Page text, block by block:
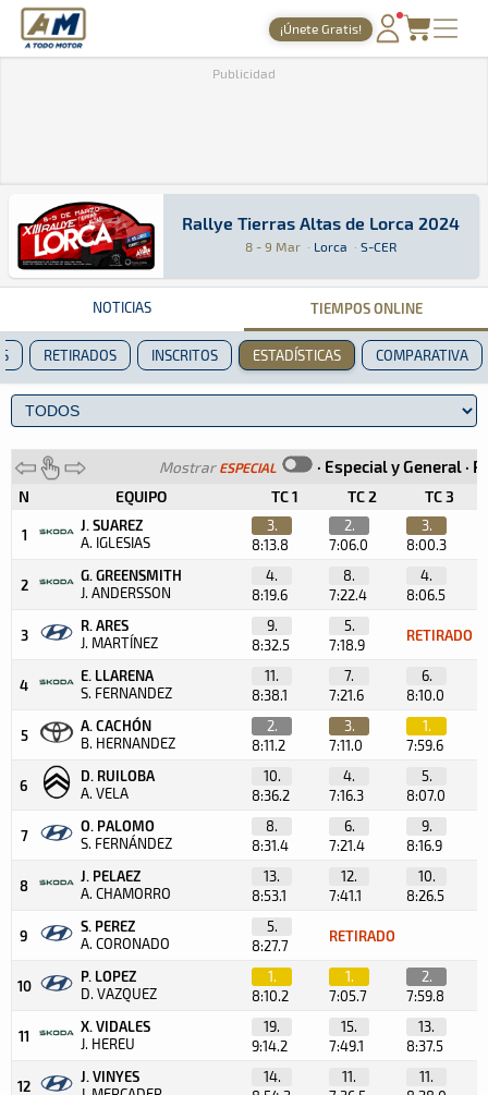
A Todo Motor · Revista del motor desde 1999
¡Únete Gratis!
GALERÍAS
TIENDA
ARCHIVO
Publicidad
Rallye Tierras Altas de Lorca 2024
Rallye Tierras Altas de Lorca 2024
8 - 9 Mar · Lorca · S-CER
Tierra · Rallye Tierras Altas de Lorca 2024
Lorca
NOTICIAS TIEMPOS ONLINE
RETIRADOS INSCRITOS ESTADÍSTICAS COMPARATIVA
Mostrar ESPECIAL · Especial y General ·
N EQUIPO TC 1 TC 2 TC 3
1
J. SUAREZ
A. IGLESIAS
3.
8:13.8
2.
7:06.0
3.
8:00.3
2
G. GREENSMITH
J. ANDERSSON
4.
8:19.6
8.
7:22.4
4.
8:06.5
3
R. ARES
J. MARTÍNEZ
9.
8:32.5
5.
7:18.9
RETIRADO
4
E. LLARENA
S. FERNANDEZ
11.
8:38.1
7.
7:21.6
6.
8:10.0
5
A. CACHÓN
B. HERNANDEZ
2.
8:11.2
3.
7:11.0
1.
7:59.6
6
D. RUILOBA
A. VELA
10.
8:36.2
4.
7:16.3
5.
8:07.0
7
O. PALOMO
S. FERNÁNDEZ
8.
8:31.4
6.
7:21.4
9.
8:16.9
8
J. PELAEZ
A. CHAMORRO
13.
8:53.1
12.
7:41.1
10.
8:26.5
9
S. PEREZ
A. CORONADO
5.
8:27.7
RETIRADO
10
P. LOPEZ
D. VAZQUEZ
1.
8:10.2
1.
7:05.7
2.
7:59.8
11
X. VIDALES
J. HEREU
19.
9:14.2
15.
7:49.1
13.
8:37.5
12
J. VINYES
14.
11.
11.